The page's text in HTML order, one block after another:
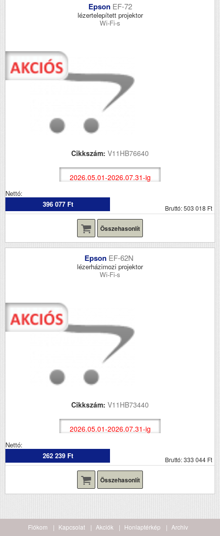
Epson EF-72
lézertelepített projektor
Wi-Fi-s
Cikkszám: V11HB76640
2026.05.01-2026.07.31-ig
Nettó:
396 077 Ft
Bruttó: 503 018 Ft
Összehasonlít
Epson EF-62N
lézerházimozi projektor
Wi-Fi-s
Cikkszám: V11HB73440
2026.05.01-2026.07.31-ig
Nettó:
262 239 Ft
Bruttó: 333 044 Ft
Összehasonlít
Fiókom Kapcsolat Akciók Honlaptérkép
Archiv